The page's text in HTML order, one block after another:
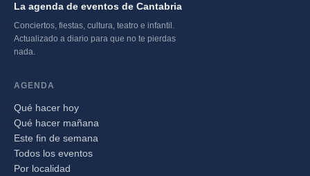
La agenda de eventos de Cantabria
Conciertos, fiestas, cultura, teatro e infantil.
Actualizado a diario para que no te pierdas
nada.
AGENDA
Qué hacer hoy
Qué hacer mañana
Este fin de semana
Todos los eventos
Por localidad